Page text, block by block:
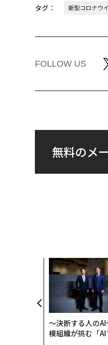
タグ： 新型コロナウ
FOLLOW US
無料のメ
〜決断する人のAI
模組織が挑む「AI